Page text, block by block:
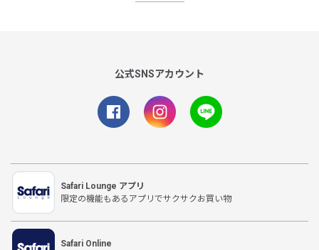
公式SNSアカウント
Safari Lounge アプリ
限定の機能もあるアプリでサクサクお買い物
Safari Online